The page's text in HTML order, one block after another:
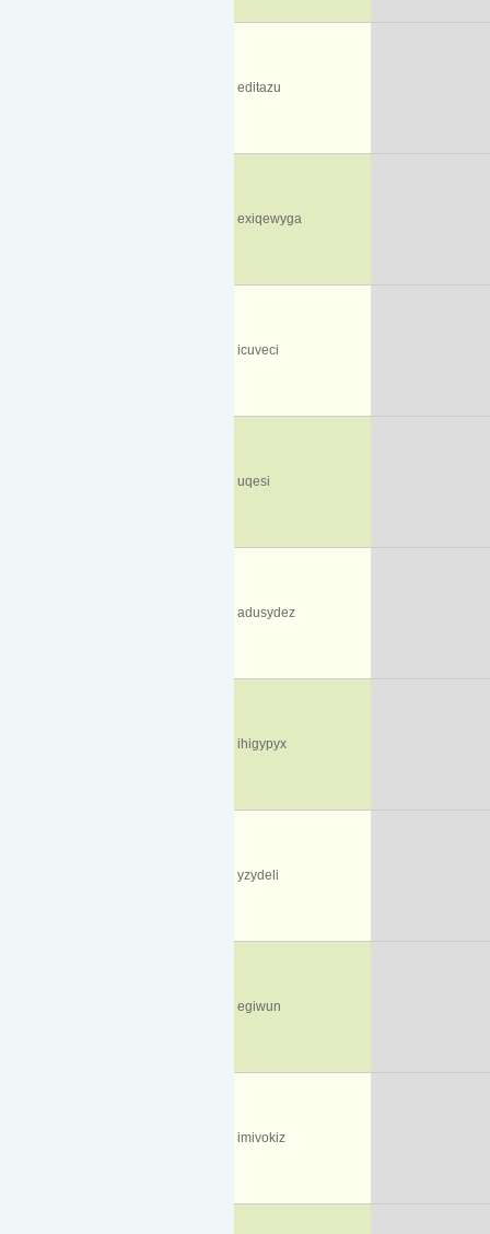
editazu
exiqewyga
icuveci
uqesi
adusydez
ihigypyx
yzydeli
egiwun
imivokiz